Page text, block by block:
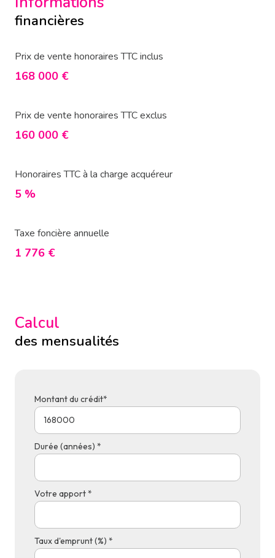
financières
Prix de vente honoraires TTC inclus
168 000 €
Prix de vente honoraires TTC exclus
160 000 €
Honoraires TTC à la charge acquéreur
5 %
Taxe foncière annuelle
1 776 €
Calcul
des mensualités
Montant du crédit*
Durée (années) *
Votre apport *
Taux d'emprunt (%) *